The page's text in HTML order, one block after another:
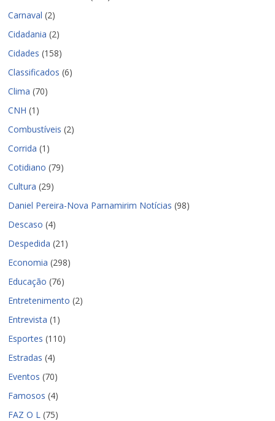
Carnaval (2)
Cidadania (2)
Cidades (158)
Classificados (6)
Clima (70)
CNH (1)
Combustíveis (2)
Corrida (1)
Cotidiano (79)
Cultura (29)
Daniel Pereira-Nova Parnamirim Notícias (98)
Descaso (4)
Despedida (21)
Economia (298)
Educação (76)
Entretenimento (2)
Entrevista (1)
Esportes (110)
Estradas (4)
Eventos (70)
Famosos (4)
FAZ O L (75)